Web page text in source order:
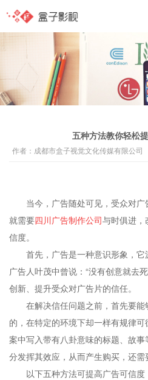
五种方法教你轻松
作者： 成都市盒子视觉文化传媒有限公司
当今，广告随处可见，受众对广
就需要四川广告制作公司与时俱进，
信度。
首先，广告是一种意识形象，它
广告人叶茂中曾说：“没有创意就去
创新、提升受众对广告片的信任。
在解决信任问题之前，首先要能
的，在特定的环境下却一样有规律
案中写入带有八卦意味的标题、故
分发挥其效应，从而产生购买，还需
以下五种方法可提高广告可信度